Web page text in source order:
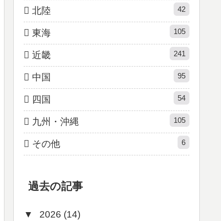
北陸 42
東海 105
近畿 241
中国 95
四国 54
九州・沖縄 105
その他 6
過去の記事
▼ 2026 (14)